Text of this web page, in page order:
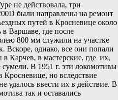
не действовала, три
были направлены на ремонт
путей в Кросневице около
Варшаве, где после
800 мм служили на участке
Вскоре, однако, все они попали
Карчев, в мастерские, где их,
сумели. В 1951 г. эти локомотивы
Кросневице, но вследствие
удалось ввести их в действие. В
так и оставались